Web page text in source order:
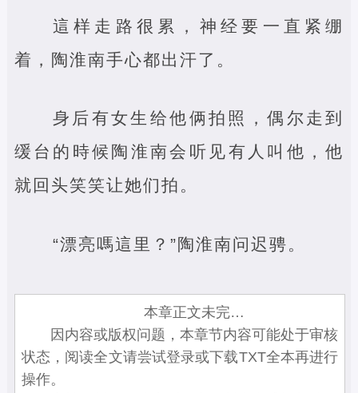
這样走路很累，神经要一直紧绷
着，陶淮南手心都出汗了。
身后有女生给他俩拍照，偶尔走到
缓台的時候陶淮南会听见有人叫他，他
就回头笑笑让她们拍。
“漂亮嗎這里？”陶淮南问迟骋。
本章正文未完…
因内容或版权问题，本章节内容可能处于审核
状态，阅读全文请尝试登录或下载TXT全本再进行
操作。